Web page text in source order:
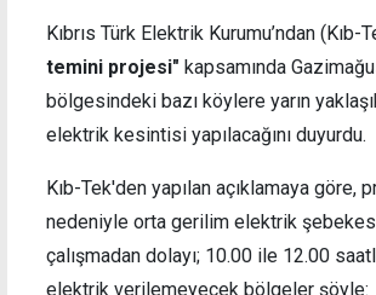
Kıbrıs Türk Elektrik Kurumu’ndan (Kıb-
temini projesi" kapsamında
bölgesindeki bazı köylere yarın
elektrik kesintisi yapılacağını duyurdu.
Kıb-Tek'den yapılan açıklamaya göre,
nedeniyle orta gerilim elektrik
çalışmadan dolayı; 10.00 ile 12.00
elektrik verilemeyecek bölgeler şöyle: